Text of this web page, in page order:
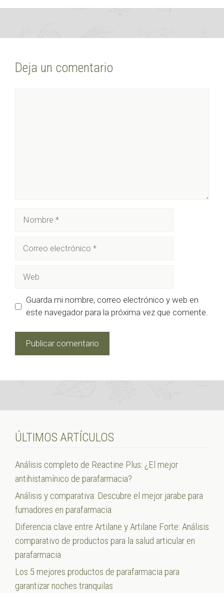
Deja un comentario
Guarda mi nombre, correo electrónico y web en
este navegador para la próxima vez que comente.
ÚLTIMOS ARTÍCULOS
Análisis completo de Reactine Plus: ¿El mejor
antihistamínico de parafarmacia?
Análisis y comparativa: Descubre el mejor jarabe para
fumadores en parafarmacia
Diferencia clave entre Artilane y Artilane Forte: Análisis
comparativo de productos para la salud articular en
parafarmacia
Los 5 mejores productos de parafarmacia para
garantizar noches tranquilas